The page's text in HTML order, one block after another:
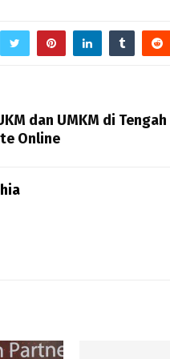
dan UMKM di Tengah
Online